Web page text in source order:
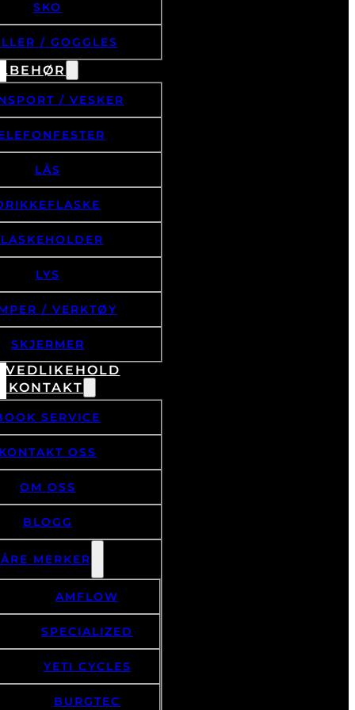
SKO
/ GOGGLES
/ VESKER
LÅS
LYS
/ VERKTØY
SKJERMER
VEDLIKEHOLD
KONTAKT
SERVICE
OSS
OM OSS
BLOGG
MERKER
AMFLOW
SPECIALIZED
YETI CYCLES
BURGTEC